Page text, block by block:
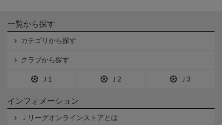
一覧から探す
カテゴリから探す
クラブから探す
Ｊ1 Ｊ2 Ｊ3
インフォメーション
Ｊリーグオンラインストアとは